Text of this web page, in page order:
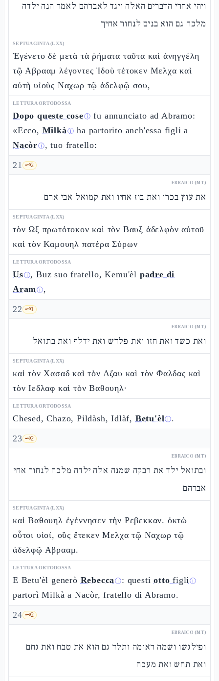
ויהי אחרי הדברים האלה ויגד לאברהם לאמר הנה ילדה
מלכה גם הוא בנים לנחור אחיך
SEPTUAGINTA (LXX)
Ἐγένετο δὲ μετὰ τὰ ῥήματα ταῦτα καὶ ἀνηγγέλη
τῷ Αβρααμ λέγοντες Ἰδοὺ τέτοκεν Μελχα καὶ
αὐτὴ υἱοὺς Ναχωρ τῷ ἀδελφῷ σου,
LETTURA ORTODOSSA
Dopo queste coseⓘ fu annunciato ad Abramo:
«Ecco, Milkàⓘ ha partorito anch'essa figli a
Nacòrⓘ, tuo fratello:
21 🗝️2
EBRAICO (MT)
את עוץ בכרו ואת בוז אחיו ואת קמואל אבי ארם
SEPTUAGINTA (LXX)
τὸν Ωξ πρωτότοκον καὶ τὸν Βαυξ ἀδελφὸν αὐτοῦ
καὶ τὸν Καμουηλ πατέρα Σύρων
LETTURA ORTODOSSA
Usⓘ, Buz suo fratello, Kemu'èl padre di
Aramⓘ,
22 🗝️1
EBRAICO (MT)
ואת כשד ואת חזו ואת פלדש ואת ידלף ואת בתואל
SEPTUAGINTA (LXX)
καὶ τὸν Χασαδ καὶ τὸν Αζαυ καὶ τὸν Φαλδας καὶ
τὸν Ιεδλαφ καὶ τὸν Βαθουηλ·
LETTURA ORTODOSSA
Chesed, Chazo, Pildàsh, Idlàf, Betu'èlⓘ.
23 🗝️2
EBRAICO (MT)
ובתואל ילד את רבקה שמנה אלה ילדה מלכה לנחור אחי
אברהם
SEPTUAGINTA (LXX)
καὶ Βαθουηλ ἐγέννησεν τὴν Ρεβεκκαν. ὀκτὼ
οὗτοι υἱοί, οὓς ἔτεκεν Μελχα τῷ Ναχωρ τῷ
ἀδελφῷ Αβρααμ.
LETTURA ORTODOSSA
E Betu'èl generò Rebeccaⓘ: questiotto figliⓘ
partorì Milkà a Nacòr, fratello di Abramo.
24 🗝️2
EBRAICO (MT)
ופילגשו ושמה ראומה ותלד גם הוא את טבח ואת גחם
ואת תחש ואת מעכה